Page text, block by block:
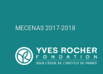
MECENAS 2017-2018